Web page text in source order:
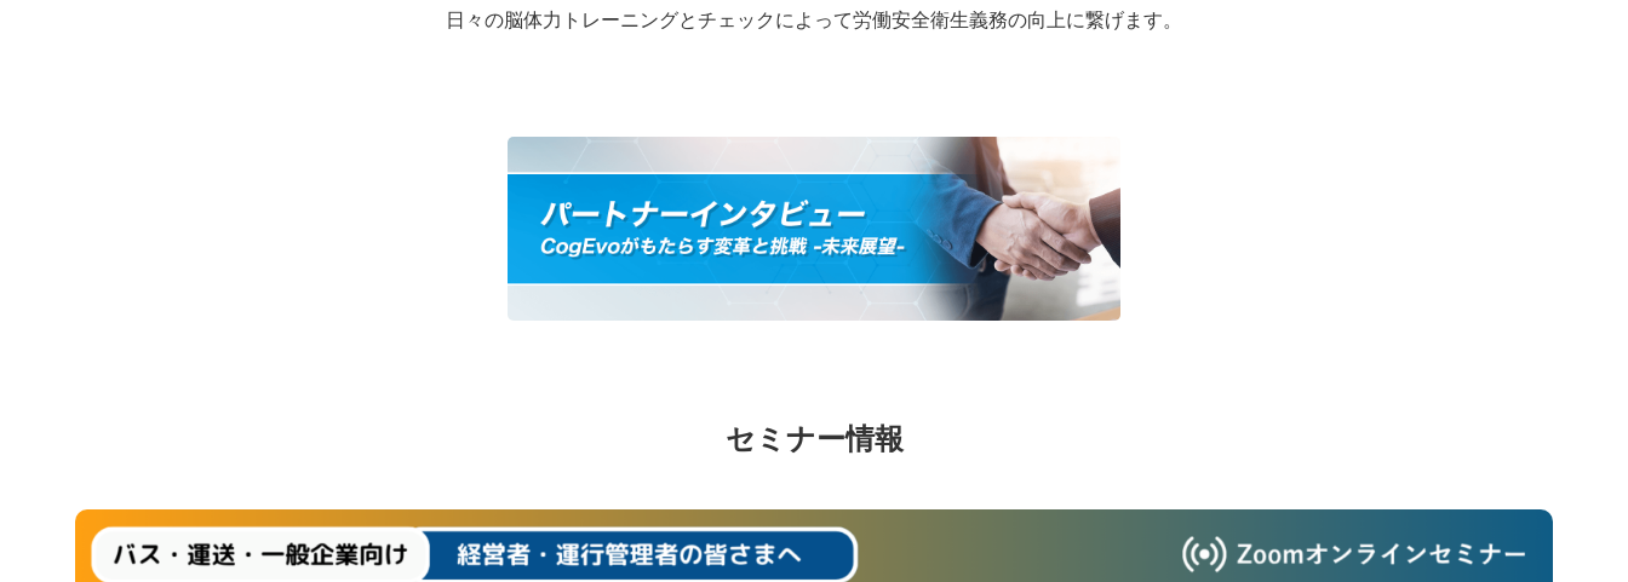
日々の脳体力トレーニングとチェックによって労働安全衛生義務の向上に繋げます。
セミナー情報